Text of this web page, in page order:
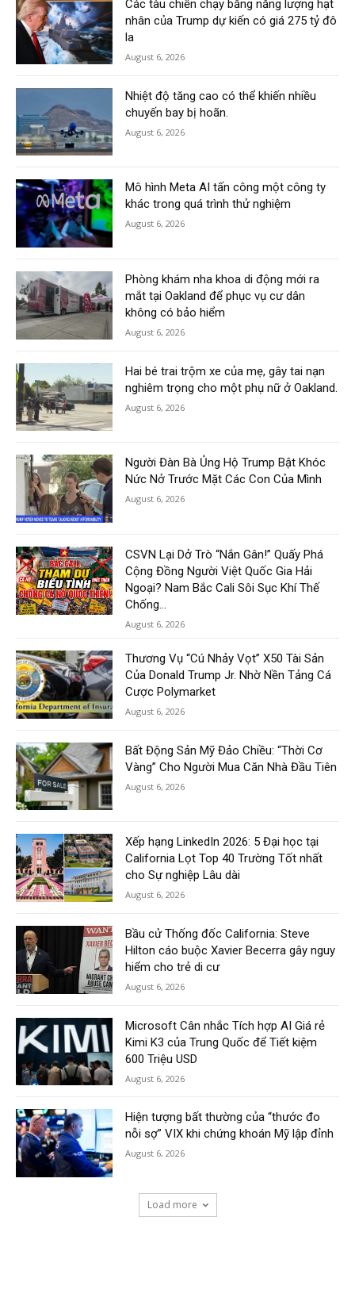
Các tàu chiến chạy bằng năng lượng hạt
nhân của Trump dự kiến có giá 275 tỷ đô
la
August 6, 2026
Nhiệt độ tăng cao có thể khiến nhiều
chuyến bay bị hoãn.
August 6, 2026
Mô hình Meta AI tấn công một công ty
khác trong quá trình thử nghiệm
August 6, 2026
Phòng khám nha khoa di động mới ra
mắt tại Oakland để phục vụ cư dân
không có bảo hiểm
August 6, 2026
Hai bé trai trộm xe của mẹ, gây tai nạn
nghiêm trọng cho một phụ nữ ở Oakland.
August 6, 2026
Người Đàn Bà Ủng Hộ Trump Bật Khóc
Nức Nở Trước Mặt Các Con Của Mình
August 6, 2026
CSVN Lại Dở Trò “Nắn Gân!” Quấy Phá
Cộng Đồng Người Việt Quốc Gia Hải
Ngoại? Nam Bắc Cali Sôi Sục Khí Thế
Chống...
August 6, 2026
Thương Vụ “Cú Nhảy Vọt” X50 Tài Sản
Của Donald Trump Jr. Nhờ Nền Tảng Cá
Cược Polymarket
August 6, 2026
Bất Động Sản Mỹ Đảo Chiều: “Thời Cơ
Vàng” Cho Người Mua Căn Nhà Đầu Tiên
August 6, 2026
Xếp hạng LinkedIn 2026: 5 Đại học tại
California Lọt Top 40 Trường Tốt nhất
cho Sự nghiệp Lâu dài
August 6, 2026
Bầu cử Thống đốc California: Steve
Hilton cáo buộc Xavier Becerra gây nguy
hiểm cho trẻ di cư
August 6, 2026
Microsoft Cân nhắc Tích hợp AI Giá rẻ
Kimi K3 của Trung Quốc để Tiết kiệm
600 Triệu USD
August 6, 2026
Hiện tượng bất thường của “thước đo
nỗi sợ” VIX khi chứng khoán Mỹ lập đỉnh
August 6, 2026
Load more